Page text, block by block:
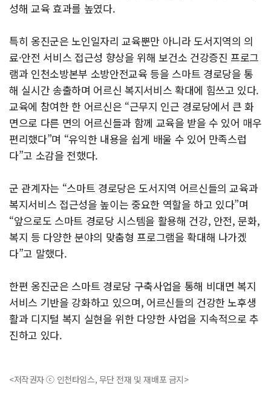
성해 교육 효과를 높였다.
특히 옹진군은 노인일자리 교육뿐만 아니라 도서지역의 의
료·안전 서비스 접근성 향상을 위해 보건소 건강증진 프로그
램과 인천소방본부 소방안전교육 등을 스마트 경로당을 통
해 실시간 송출하며 어르신 복지서비스 확대에 힘쓰고 있다.
교육에 참여한 한 어르신은 “근무지 인근 경로당에서 큰 화
면으로 다른 면의 어르신들과 함께 교육을 받을 수 있어 매우
편리했다”며 “유익한 내용을 쉽게 배울 수 있어 만족스럽
다”고 소감을 전했다.
군 관계자는 “스마트 경로당은 도서지역 어르신들의 교육과
복지서비스 접근성을 높이는 중요한 역할을 하고 있다”며
“앞으로도 스마트 경로당 시스템을 활용해 건강, 안전, 문화,
복지 등 다양한 분야의 맞춤형 프로그램을 확대해 나가겠
다”고 말했다.
한편 옹진군은 스마트 경로당 구축사업을 통해 비대면 복지
서비스 기반을 강화하고 있으며, 어르신들의 건강한 노후생
활과 디지털 복지 실현을 위한 다양한 사업을 지속적으로 추
진하고 있다.
<저작권자 ⓒ 인천타임스, 무단 전재 및 재배포 금지>